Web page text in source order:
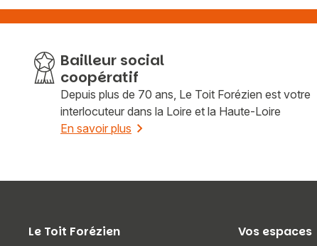
Bailleur social
coopératif
Depuis plus de 70 ans, Le Toit Forézien est votre
interlocuteur dans la Loire et la Haute-Loire
En savoir plus
Le Toit Forézien
Vos espaces